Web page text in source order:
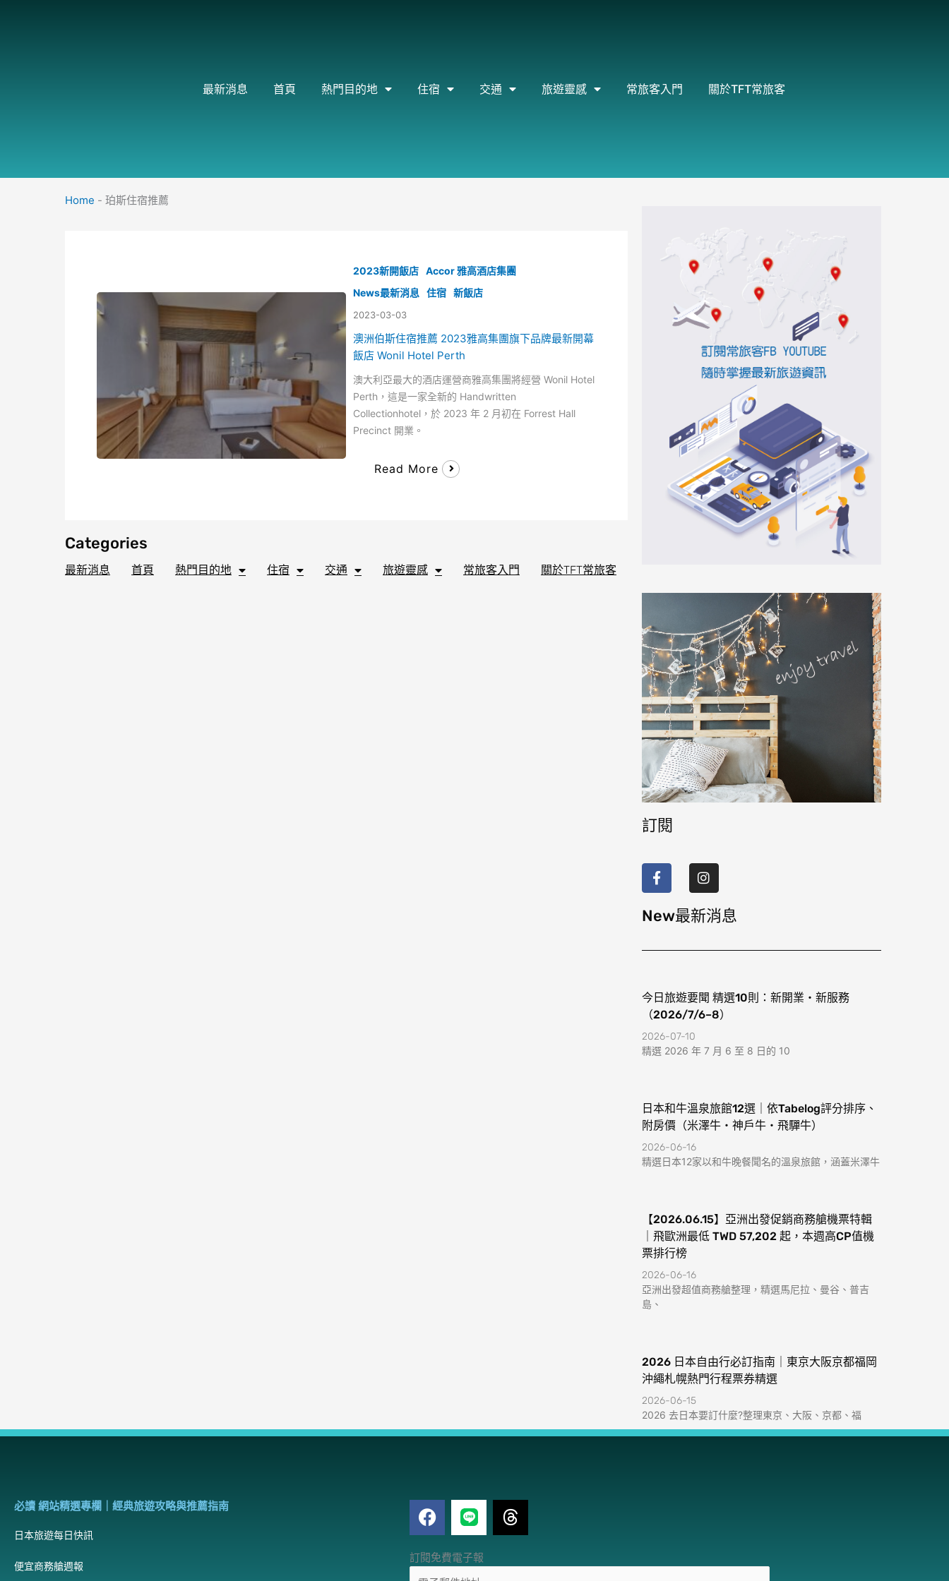
最新消息 首頁 熱門目的地 住宿 交通 旅遊靈感 常旅客入門 關於TFT常旅客
Home - 珀斯住宿推薦
2023新開飯店
Accor 雅高酒店集團
News最新消息
住宿 新飯店
2023-03-03
澳洲伯斯住宿推薦 2023雅高集團旗下品牌最新開幕
飯店 Wonil Hotel Perth
澳大利亞最大的酒店運營商雅高集團將經營 Wonil Hotel
Perth，這是一家全新的 Handwritten
Collectionhotel，於 2023 年 2 月初在 Forrest Hall
Precinct 開業。
Read More
Categories
最新消息 首頁 熱門目的地 住宿 交通 旅遊靈感 常旅客入門 關於TFT常旅客
訂閱
a
c
e
b
o
k
n
s
t
a
g
a
New最新消息
今日旅遊要聞 精選10則：新開業・新服務
（2026/7/6–8）
2026-07-10
精選 2026 年 7 月 6 至 8 日的 10
日本和牛溫泉旅館12選｜依Tabelog評分排序、
附房價（米澤牛・神戶牛・飛驒牛）
2026-06-16
精選日本12家以和牛晚餐聞名的溫泉旅館，涵蓋米澤牛
【2026.06.15】亞洲出發促銷商務艙機票特輯
｜飛歐洲最低 TWD 57,202 起，本週高CP值機
票排行榜
2026-06-16
亞洲出發超值商務艙整理，精選馬尼拉、曼谷、普吉
島、
2026 日本自由行必訂指南｜東京大阪京都福岡
沖繩札幌熱門行程票券精選
2026-06-15
2026 去日本要訂什麼?整理東京、大阪、京都、福
必讀 網站精選專欄｜經典旅遊攻略與推薦指南
日本旅遊每日快訊
便宜商務艙週報
F
a
e
T
h
訂閱免費電子報
電